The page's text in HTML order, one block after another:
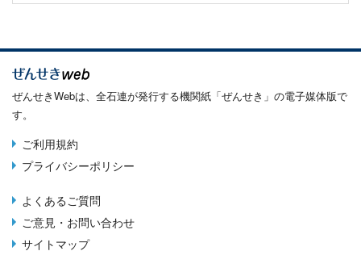
ぜんせきWebは、全石連が発行する機関紙「ぜんせき」の電子媒体版で
す。
Terms
menu
ご利用規約
プライバシーポリシー
Footer
menu
よくあるご質問
ご意見・お問い合わせ
サイトマップ